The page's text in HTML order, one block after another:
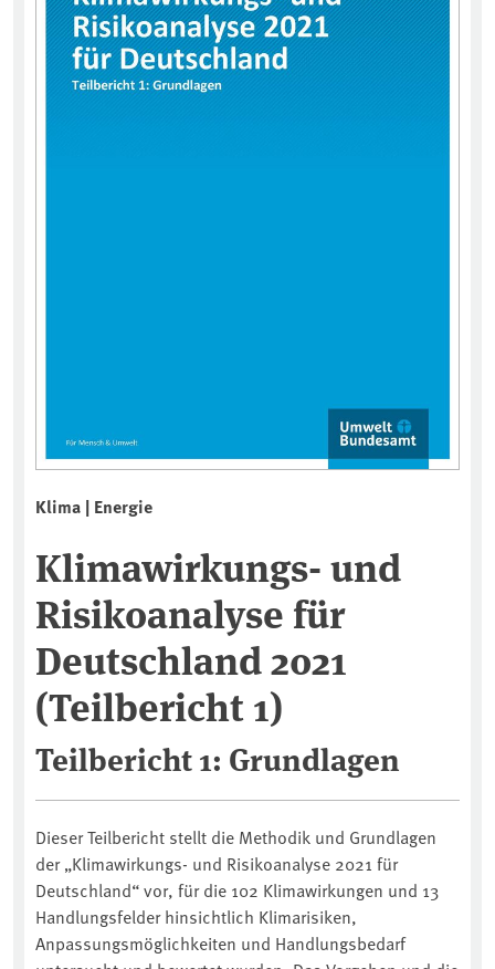
Klima | Energie
Klimawirkungs- und
Risikoanalyse für
Deutschland 2021
(Teilbericht 1)
Teilbericht 1: Grundlagen
Dieser Teilbericht stellt die Methodik und Grundlagen
der „Klimawirkungs- und Risikoanalyse 2021 für
Deutschland“ vor, für die 102 Klimawirkungen und 13
Handlungsfelder hinsichtlich Klimarisiken,
Anpassungsmöglichkeiten und Handlungsbedarf